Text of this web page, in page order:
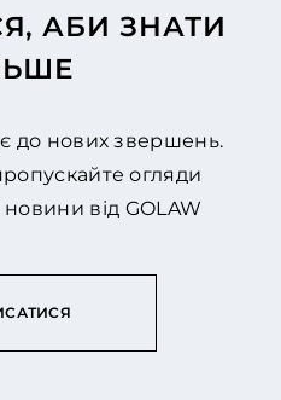
АБИ ЗНАТИ
до нових звершень.
огляди
від GOLAW